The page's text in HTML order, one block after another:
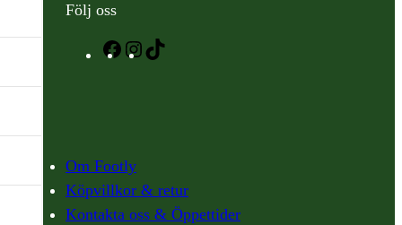
Följ oss
Facebook
Instagram
Om Footly
Köpvillkor & retur
Kontakta oss & Öppettider